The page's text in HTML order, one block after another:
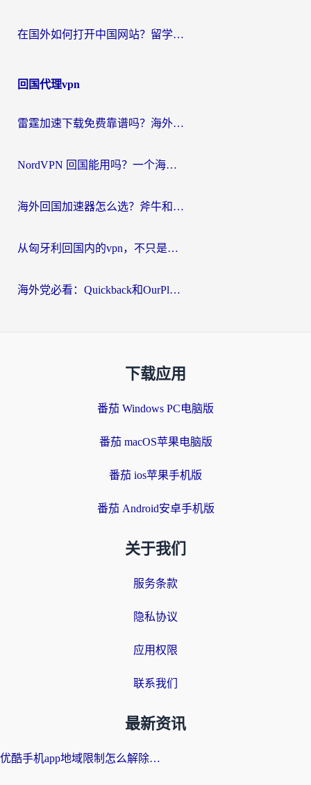
在国外如何打开中国网站？留学生与海外华人的无缝访问指南
回国代理vpn
雷霆加速下载免费靠谱吗？海外党选回国加速器的避坑指南（附热门工具对比）
NordVPN 回国能用吗？一个海外用户必须面对的真实困境
海外回国加速器怎么选？斧牛和海龟哪个好？一篇帮你避开坑的实用指南
从匈牙利回国内的vpn，不只是为了刷剧那么简单
海外党必看：Quickback和OurPlay好用吗？3分钟选对回国加速器，无缝刷剧玩游戏
下载应用
番茄 Windows PC电脑版
番茄 macOS苹果电脑版
番茄 ios苹果手机版
番茄 Android安卓手机版
关于我们
服务条款
隐私协议
应用权限
联系我们
最新资讯
优酷手机app地域限制怎么解除？海外党亲测有效的追剧方案